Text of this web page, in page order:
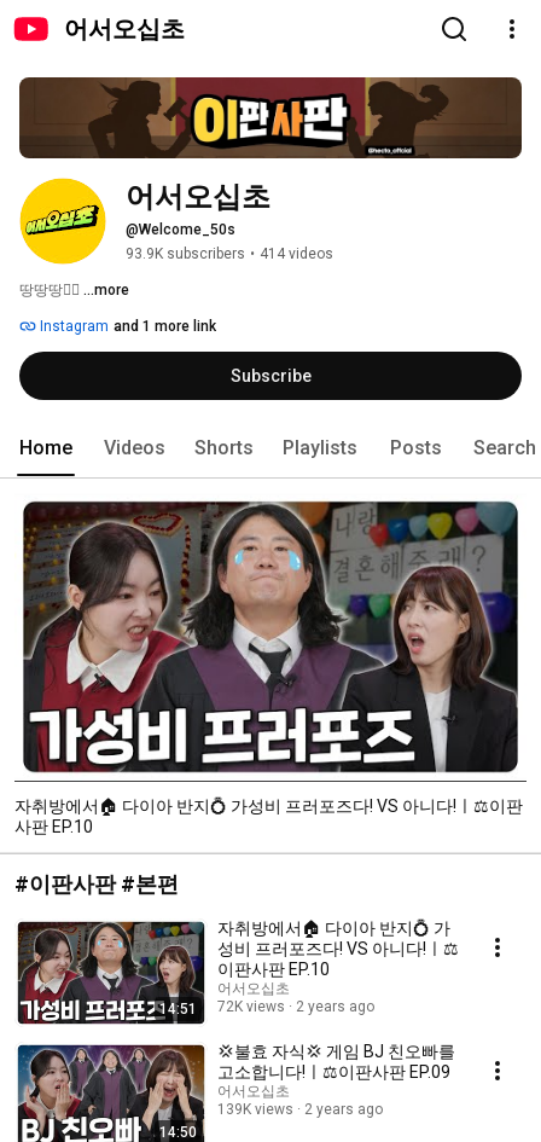
어서오십초
어서오십초
@Welcome_50s
93.9K subscribers • 414 videos
땅땅땅🧑‍⚖️ ...more
Instagram and 1 more link
Subscribe
Home Videos Shorts Playlists Posts Search
자취방에서🏠 다이아 반지💍 가성비 프러포즈다! VS 아니다!ㅣ⚖이판
사판 EP.10
#이판사판 #본편
14:51
자취방에서🏠 다이아 반지💍 가
성비 프러포즈다! VS 아니다!ㅣ⚖
이판사판 EP.10
어서오십초
72K views
2 years ago
14:50
💢불효 자식💢 게임 BJ 친오빠를
고소합니다!ㅣ⚖이판사판 EP.09
어서오십초
139K views
2 years ago